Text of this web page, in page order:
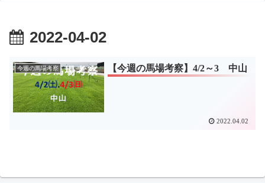
2022-04-02
今週の馬場考察 【今週の馬場考察】4/2～3 中山
2022.04.02